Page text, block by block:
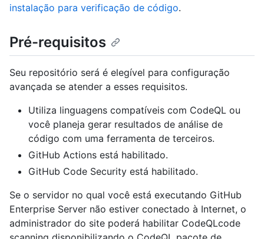
instalação para verificação de código.
Pré-requisitos
Seu repositório será é elegível para configuração
avançada se atender a esses requisitos.
Utiliza linguagens compatíveis com CodeQL ou
você planeja gerar resultados de análise de
código com uma ferramenta de terceiros.
GitHub Actions está habilitado.
GitHub Code Security está habilitado.
Se o servidor no qual você está executando GitHub
Enterprise Server não estiver conectado à Internet, o
administrador do site poderá habilitar CodeQLcode